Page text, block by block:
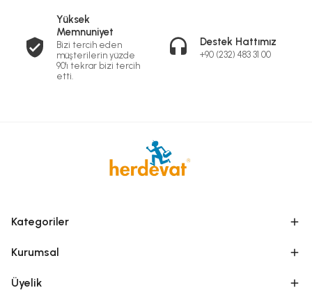
Yüksek
Memnuniyet
Bizi tercih eden
müşterilerin yüzde
90'ı tekrar bizi tercih
etti.
Destek Hattımız
+90 (232) 483 31 00
Kategoriler
Kurumsal
Üyelik